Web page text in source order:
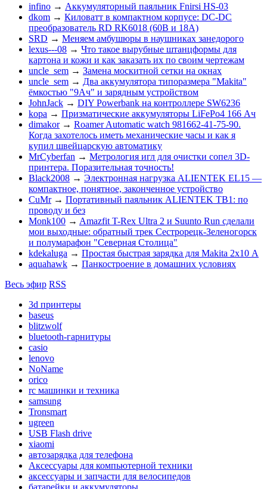
infino → Аккумуляторный паяльник Fnirsi HS-03
dkom → Киловатт в компактном корпусе: DC-DC
преобразователь RD RK6018 (60В и 18А)
SRD → Меняем амбушюры в наушниках занедорого
lexus---08 → Что такое вырубные штанцформы для
картона и кожи и как заказать их по своим чертежам
uncle_sem → Замена москитной сетки на окнах
uncle_sem → Два аккумулятора типоразмера "Makita"
ёмкостью "9Ач" и зарядным устройством
JohnJack → DIY Powerbank на контроллере SW6236
kopa → Призматические аккумуляторы LiFePo4 166 Ач
dimakor → Roamer Automatic watch 981662-41-75-90.
Когда захотелось иметь механические часы и как я
купил швейцарскую автоматику
MrCyberfan → Метрология игл для очистки сопел 3D-
принтера. Поразительная точность!
Black2008 → Электронная нагрузка ALIENTEK EL15 —
компактное, понятное, законченное устройство
CuMr → Портативный паяльник ALIENTEK TB1: по
проводу и без
Monk100 → Amazfit T-Rex Ultra 2 и Suunto Run сделали
мои выходные: обратный трек Сестрорецк-Зеленогорск
и полумарафон "Северная Столица"
kdekaluga → Простая быстрая зарядка для Makita 2х10 А
aquahawk → Панкостроение в домашних условиях
Весь эфир RSS
3d принтеры
baseus
blitzwolf
bluetooth-гарнитуры
casio
lenovo
NoName
orico
rc машинки и техника
samsung
Tronsmart
ugreen
USB Flash drive
xiaomi
автозарядка для телефона
Аксессуары для компьютерной техники
аксессуары и запчасти для велосипедов
батарейки и аккумуляторы